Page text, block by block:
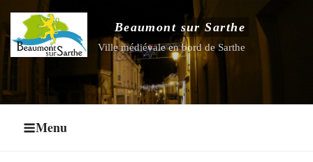
Aller
contenu
principal
Beaumont sur Sarthe
Ville médiévale en bord de Sarthe
Menu
Ouvrir le sous-menu
Ouvrir le sous-menu
Ouvrir le sous-menu